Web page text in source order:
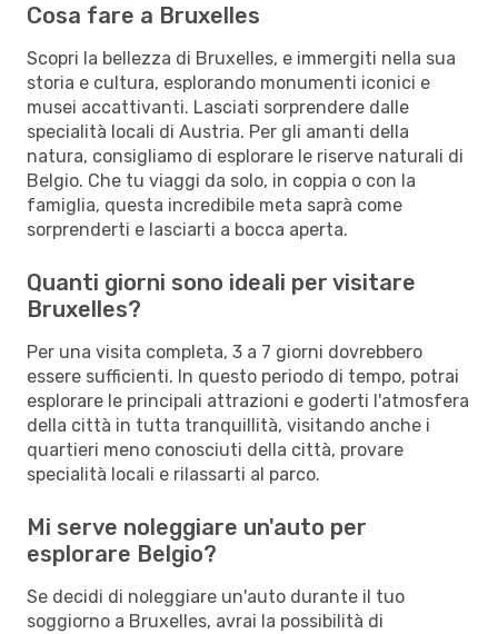
Cosa fare a Bruxelles
Scopri la bellezza di Bruxelles, e immergiti nella sua
storia e cultura, esplorando monumenti iconici e
musei accattivanti. Lasciati sorprendere dalle
specialità locali di Austria. Per gli amanti della
natura, consigliamo di esplorare le riserve naturali di
Belgio. Che tu viaggi da solo, in coppia o con la
famiglia, questa incredibile meta saprà come
sorprenderti e lasciarti a bocca aperta.
Quanti giorni sono ideali per visitare
Bruxelles?
Per una visita completa, 3 a 7 giorni dovrebbero
essere sufficienti. In questo periodo di tempo, potrai
esplorare le principali attrazioni e goderti l'atmosfera
della città in tutta tranquillità, visitando anche i
quartieri meno conosciuti della città, provare
specialità locali e rilassarti al parco.
Mi serve noleggiare un'auto per
esplorare Belgio?
Se decidi di noleggiare un'auto durante il tuo
soggiorno a Bruxelles, avrai la possibilità di